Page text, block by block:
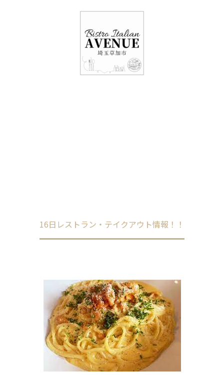
16日レストラン・テイクアウト情報！！